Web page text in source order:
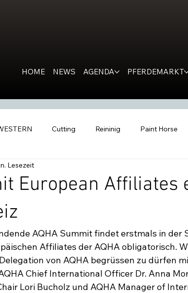
HOME NEWS AGENDA PFERDEMARKT
Cutting Reininig Paint Horse
European Affiliates
Lesezeit
AQHA Summit findet erstmals in der
Affiliates der AQHA obligatorisch.
von AQHA begrüssen zu dürfen
Chief International Officer Dr. Anna
Lori Bucholz und AQHA Manager of